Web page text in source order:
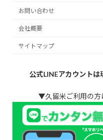
お問い合わせ
会社概要
サイトマップ
公式LINEアカウントは
▼久留米ご利用の